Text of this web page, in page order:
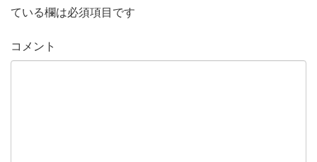
ている欄は必須項目です
コメント